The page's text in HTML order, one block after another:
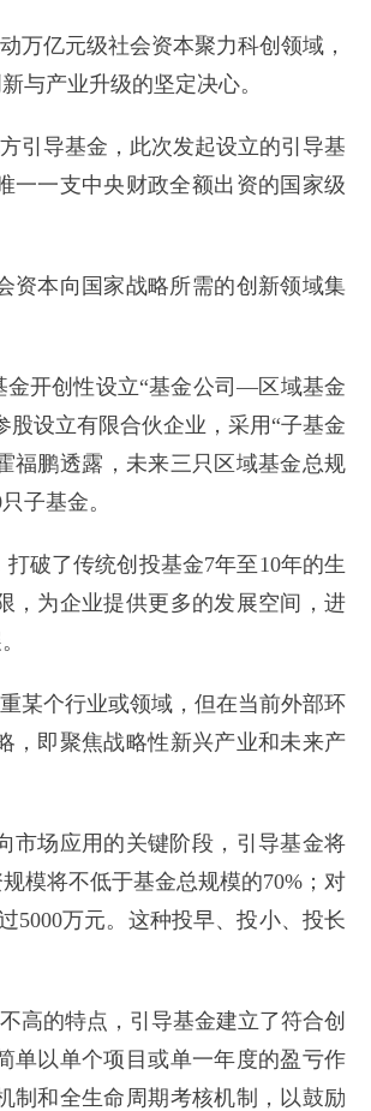
亿元级社会资本聚力科创领域，
与产业升级的坚定决心。
引导基金，此次发起设立的引导基
一一支中央财政全额出资的国家级
本向国家战略所需的创新领域集
开创性设立“基金公司—区域基金
设立有限合伙企业，采用“子基金
福鹏透露，未来三只区域基金总规
子基金。
破了传统创投基金7年至10年的生
，为企业提供更多的发展空间，进
某个行业或领域，但在当前外部环
，即聚焦战略性新兴产业和未来产
场应用的关键阶段，引导基金将
模将不低于基金总规模的70%；对
5000万元。这种投早、投小、投长
的特点，引导基金建立了符合创
单以单个项目或单一年度的盈亏作
制和全生命周期考核机制，以鼓励